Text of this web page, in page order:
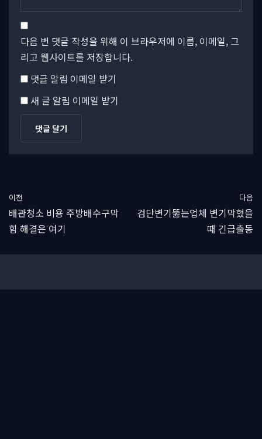
다음 번 댓글 작성을 위해 이 브라우저에 이름, 이메일, 그
리고 웹사이트를 저장합니다.
댓글 알림 이메일 받기
새 글 알림 이메일 받기
이전
배관청소 비용 주방배수구막
힘 해결은 여기
다음
검단변기뚫는업체 변기막혔을
때 긴급출동